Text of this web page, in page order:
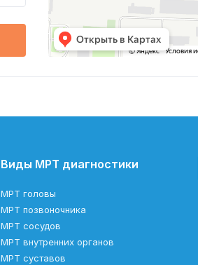
Виды МРТ диагностики
МРТ головы
МРТ позвоночника
МРТ сосудов
МРТ внутренних органов
МРТ суставов